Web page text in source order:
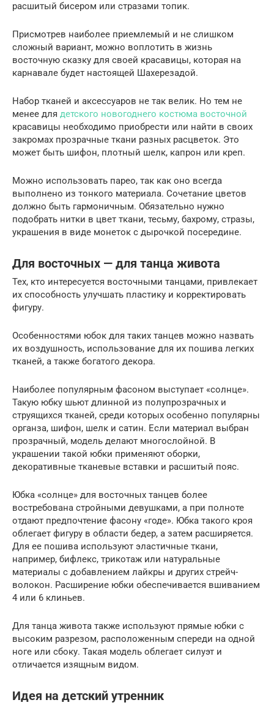
расшитый бисером или стразами топик.
Присмотрев наиболее приемлемый и не слишком
сложный вариант, можно воплотить в жизнь
восточную сказку для своей красавицы, которая на
карнавале будет настоящей Шахерезадой.
Набор тканей и аксессуаров не так велик. Но тем не
менее для детского новогоднего костюма восточной
красавицы необходимо приобрести или найти в своих
закромах прозрачные ткани разных расцветок. Это
может быть шифон, плотный шелк, капрон или креп.
Можно использовать парео, так как оно всегда
выполнено из тонкого материала. Сочетание цветов
должно быть гармоничным. Обязательно нужно
подобрать нитки в цвет ткани, тесьму, бахрому, стразы,
украшения в виде монеток с дырочкой посередине.
Для восточных — для танца живота
Тех, кто интересуется восточными танцами, привлекает
их способность улучшать пластику и корректировать
фигуру.
Особенностями юбок для таких танцев можно назвать
их воздушность, использование для их пошива легких
тканей, а также богатого декора.
Наиболее популярным фасоном выступает «солнце».
Такую юбку шьют длинной из полупрозрачных и
струящихся тканей, среди которых особенно популярны
органза, шифон, шелк и сатин. Если материал выбран
прозрачный, модель делают многослойной. В
украшении такой юбки применяют оборки,
декоративные тканевые вставки и расшитый пояс.
Юбка «солнце» для восточных танцев более
востребована стройными девушками, а при полноте
отдают предпочтение фасону «годе». Юбка такого кроя
облегает фигуру в области бедер, а затем расширяется.
Для ее пошива используют эластичные ткани,
например, бифлекс, трикотаж или натуральные
материалы с добавлением лайкры и других стрейч-
волокон. Расширение юбки обеспечивается вшиванием
4 или 6 клиньев.
Для танца живота также используют прямые юбки с
высоким разрезом, расположенным спереди на одной
ноге или сбоку. Такая модель облегает силуэт и
отличается изящным видом.
Идея на детский утренник